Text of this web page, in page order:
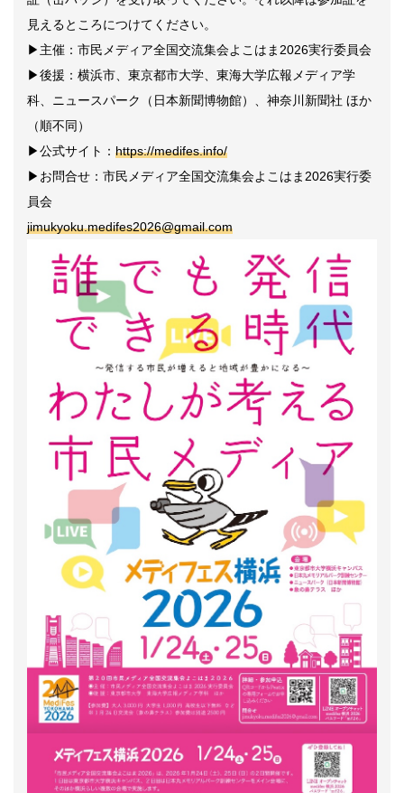
見えるところにつけてください。
▶主催：市民メディア全国交流集会よこはま2026実行委員会
▶後援：横浜市、東京都市大学、東海大学広報メディア学
科、ニュースパーク（日本新聞博物館）、神奈川新聞社 ほか
（順不同）
▶公式サイト： https://medifes.info/
▶お問合せ：市民メディア全国交流集会よこはま2026実行委
員会
jimukyoku.medifes2026@gmail.com